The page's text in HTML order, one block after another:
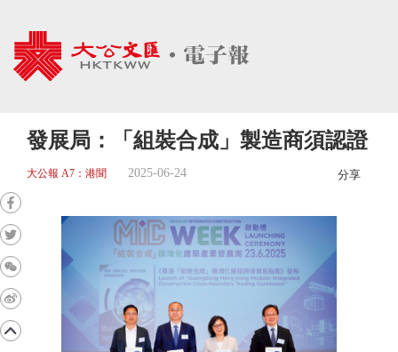
發展局：「組裝合成」製造商須認證
大公報 A7：港聞 2025-06-24 分享